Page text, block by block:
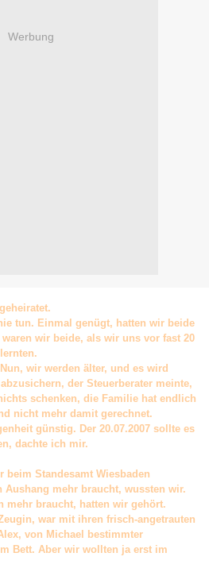
Werbung
tun. Einmal genügt, hatten wir beide
wir beide, als wir uns vor fast 20
wir werden älter, und es wird
der Steuerberater meinte,
schenken, die Familie hat endlich
nicht mehr damit gerechnet.
günstig. Der 20.07.2007 sollte es
dachte ich mir.
beim Standesamt Wiesbaden
mehr braucht, wussten wir.
mehr braucht, hatten wir gehört.
war mit ihren frisch-angetrauten
von Michael bestimmter
Bett. Aber wir wollten ja erst im